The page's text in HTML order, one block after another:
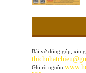
Bài vở đóng góp, xin
Ghi rõ nguồn www